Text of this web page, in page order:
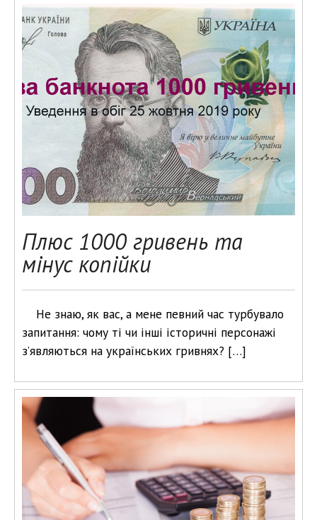
Плюс 1000 гривень та
мінус копійки
Не знаю, як вас, а мене певний час турбувало
запитання: чому ті чи інші історичні персонажі
з’являються на українських гривнях? […]